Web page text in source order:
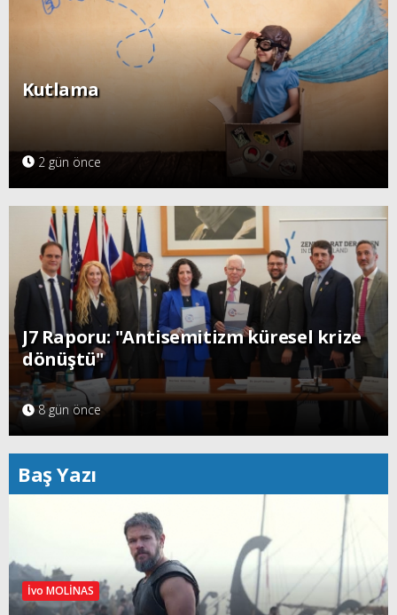
Kutlama
2 gün önce
J7 Raporu: "Antisemitizm küresel krize
dönüştü"
8 gün önce
Baş Yazı
İvo MOLİNAS